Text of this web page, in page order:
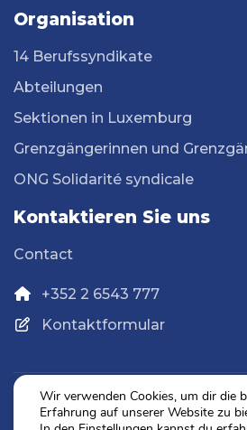
Organisation
14 Berufssyndikate
Abteilungen
Sektionen in Luxemburg
Grenzgängerinnen und
ONG Solidarité syndicale
Kontaktieren Sie uns
Contact
+352 2 6543 777
Kontaktformular
Datenschutz
Wir verwenden Cookies, um dir die
Erfahrung auf unserer Website zu